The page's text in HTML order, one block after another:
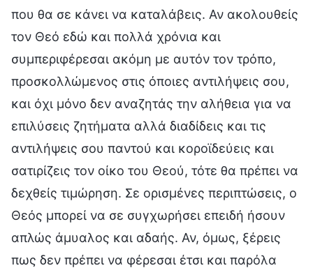
που θα σε κάνει να καταλάβεις. Αν ακολουθείς
τον Θεό εδώ και πολλά χρόνια και
συμπεριφέρεσαι ακόμη με αυτόν τον τρόπο,
προσκολλώμενος στις όποιες αντιλήψεις σου,
και όχι μόνο δεν αναζητάς την αλήθεια για να
επιλύσεις ζητήματα αλλά διαδίδεις και τις
αντιλήψεις σου παντού και κοροϊδεύεις και
σατιρίζεις τον οίκο του Θεού, τότε θα πρέπει να
δεχθείς τιμώρηση. Σε ορισμένες περιπτώσεις, ο
Θεός μπορεί να σε συγχωρήσει επειδή ήσουν
απλώς άμυαλος και αδαής. Αν, όμως, ξέρεις
πως δεν πρέπει να φέρεσαι έτσι και παρόλα